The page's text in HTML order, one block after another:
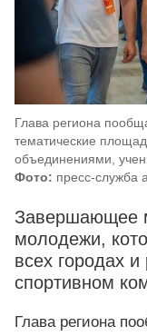
Глава региона
тематические
объединениями,
Фото: пресс-служба
Завершающее
молодежи,
всех городах
спортивном
Глава региона